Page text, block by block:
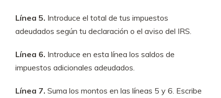
Línea 5. Introduce el total de tus impuestos
adeudados según tu declaración o el aviso del IRS.
Línea 6. Introduce en esta línea los saldos de
impuestos adicionales adeudados.
Línea 7. Suma los montos en las líneas 5 y 6. Escribe